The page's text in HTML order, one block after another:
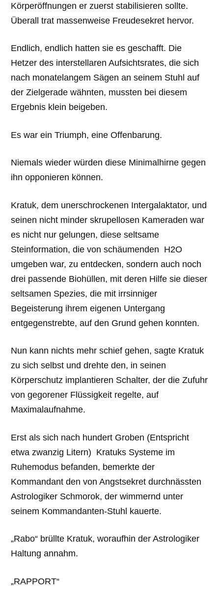
Körperöffnungen er zuerst stabilisieren sollte.
Überall trat massenweise Freudesekret hervor.
Endlich, endlich hatten sie es geschafft. Die
Hetzer des interstellaren Aufsichtsrates, die sich
nach monatelangem Sägen an seinem Stuhl auf
der Zielgerade wähnten, mussten bei diesem
Ergebnis klein beigeben.
Es war ein Triumph, eine Offenbarung.
Niemals wieder würden diese Minimalhirne gegen
ihn opponieren können.
Kratuk, dem unerschrockenen Intergalaktator, und
seinen nicht minder skrupellosen Kameraden war
es nicht nur gelungen, diese seltsame
Steinformation, die von schäumenden H2O
umgeben war, zu entdecken, sondern auch noch
drei passende Biohüllen, mit deren Hilfe sie dieser
seltsamen Spezies, die mit irrsinniger
Begeisterung ihrem eigenen Untergang
entgegenstrebte, auf den Grund gehen konnten.
Nun kann nichts mehr schief gehen, sagte Kratuk
zu sich selbst und drehte den, in seinen
Körperschutz implantieren Schalter, der die Zufuhr
von gegorener Flüssigkeit regelte, auf
Maximalaufnahme.
Erst als sich nach hundert Groben (Entspricht
etwa zwanzig Litern) Kratuks Systeme im
Ruhemodus befanden, bemerkte der
Kommandant den von Angstsekret durchnässten
Astrologiker Schmorok, der wimmernd unter
seinem Kommandanten-Stuhl kauerte.
„Rabo“ brüllte Kratuk, woraufhin der Astrologiker
Haltung annahm.
„RAPPORT“